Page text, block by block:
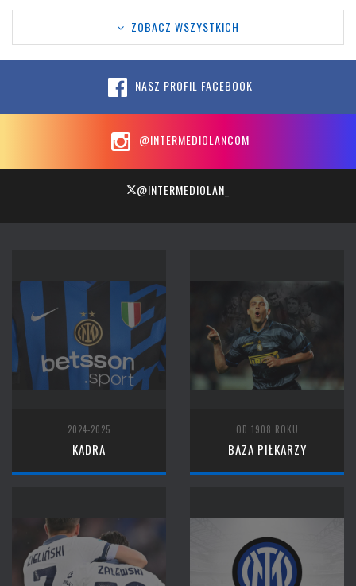
ZOBACZ WSZYSTKICH
NASZ PROFIL FACEBOOK
@INTERMEDIOLANCOM
@INTERMEDIOLAN_
2024-2025
KADRA
OD 1908 ROKU
BAZA PIŁKARZY